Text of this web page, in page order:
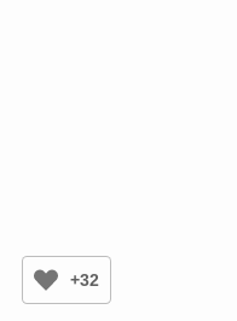
+32